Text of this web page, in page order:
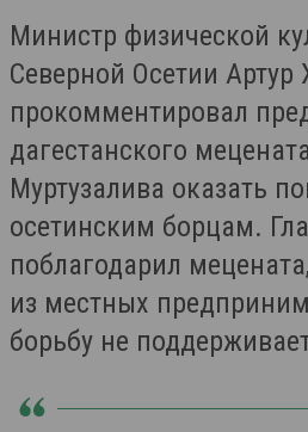
Министр физической
Северной Осетии Артур
прокомментировал
дагестанского
Муртузалива оказать
осетинским борцам.
поблагодарил
из местных
борьбу не